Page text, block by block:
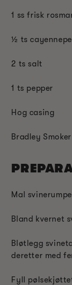
1 ss frisk
½ ts
2 ts salt
1 ts pepper
Hog casing
Bradley
Mal
Bland kvernet
Bløtlegg
deretter med
Fyll